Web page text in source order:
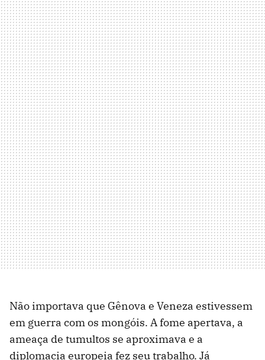
Não importava que Gênova e Veneza estivessem
em guerra com os mongóis. A fome apertava, a
ameaça de tumultos se aproximava e a
diplomacia europeia fez seu trabalho. Já